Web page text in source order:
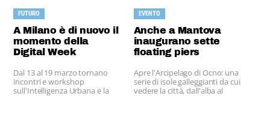
FUTURO
A Milano è di nuovo il
momento della
Digital Week
Dal 13 al 19 marzo tornano
incontri e workshop
sull'Intelligenza Urbana e la
EVENTO
Anche a Mantova
inaugurano sette
floating piers
Apre l'Arcipelago di Ocno: una
serie di isole galleggianti da cui
vedere la città, dall'alba al